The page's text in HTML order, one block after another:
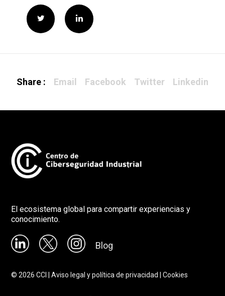
Share : Email Facebook Twitter Linkedin
El ecosistema global para compartir experiencias y
conocimiento.
Blog
©2026 CCI |Aviso legal y política de privacidad |Cookies